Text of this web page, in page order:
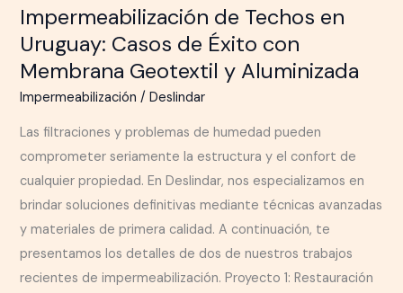
Impermeabilización de Techos en
Uruguay: Casos de Éxito con
Membrana Geotextil y Aluminizada
Impermeabilización /Deslindar
Las filtraciones y problemas de humedad pueden
comprometer seriamente la estructura y el confort de
cualquier propiedad. En Deslindar, nos especializamos en
brindar soluciones definitivas mediante técnicas avanzadas
y materiales de primera calidad. A continuación, te
presentamos los detalles de dos de nuestros trabajos
recientes de impermeabilización. Proyecto 1: Restauración
Membrana
Geotextil
Aluminizada